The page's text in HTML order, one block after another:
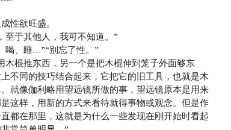
性欲旺盛。
至于其他人，我可不知道。”
喝、睡…”“别忘了性。”
木棍推东西，另一个是把木棍伸到笼子外面够东
不同的技巧结合起来，它把它的旧工具，也就是木
就像伽利略用望远镜所做的事，望远镜原本是用来
这样，用新的方式来看待就得事物或观念。但是作
都在那里，这就是为什么一些发现在刚开始时看起